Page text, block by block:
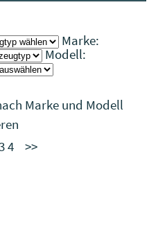
Marke:
Modell:
Marke und Modell
4 >>